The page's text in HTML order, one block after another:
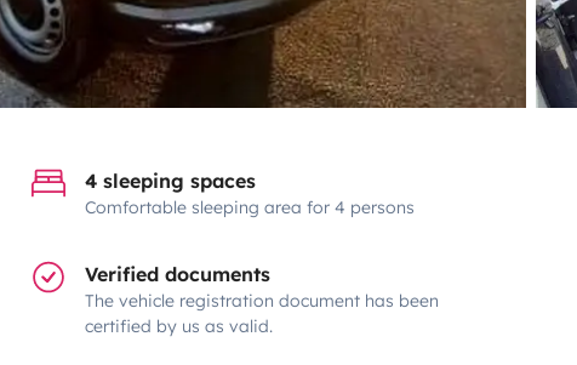
4 sleeping spaces
Comfortable sleeping area for 4 persons
Verified documents
The vehicle registration document has been
certified by us as valid.